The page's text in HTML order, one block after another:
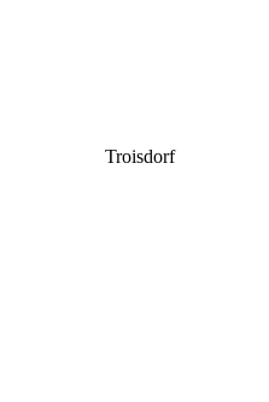
Troisdorf